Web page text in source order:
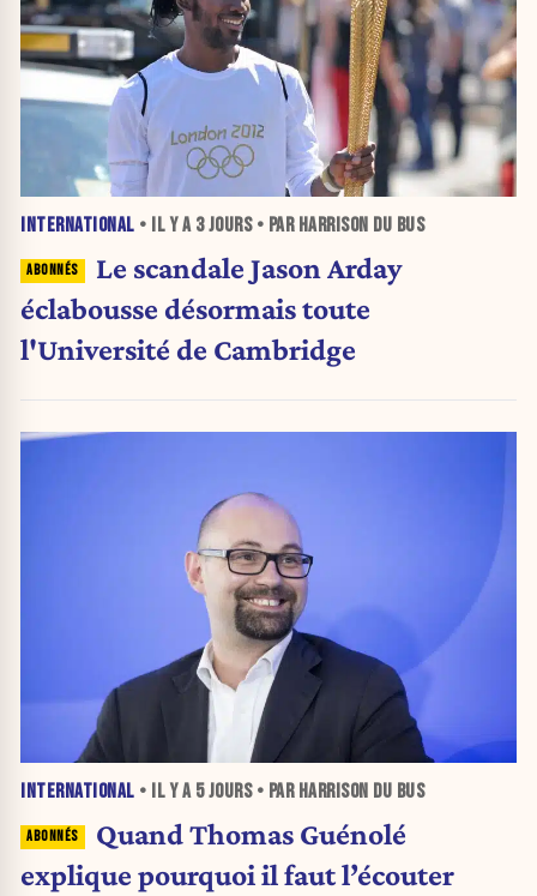
INTERNATIONAL • IL Y A 3 JOURS• PAR HARRISON DU BUS
Le scandale Jason Arday
éclabousse désormais toute
l'Université de Cambridge
INTERNATIONAL • IL Y A 5 JOURS• PAR HARRISON DU BUS
Quand Thomas Guénolé
explique pourquoi il faut l’écouter